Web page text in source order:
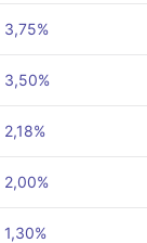
3,75%
3,50%
2,18%
2,00%
1,30%